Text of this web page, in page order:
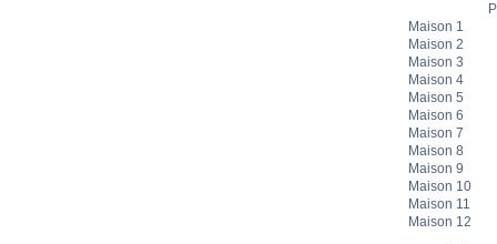
Maison 1
Maison 2
Maison 3
Maison 4
Maison 5
Maison 6
Maison 7
Maison 8
Maison 9
Maison 10
Maison 11
Maison 12